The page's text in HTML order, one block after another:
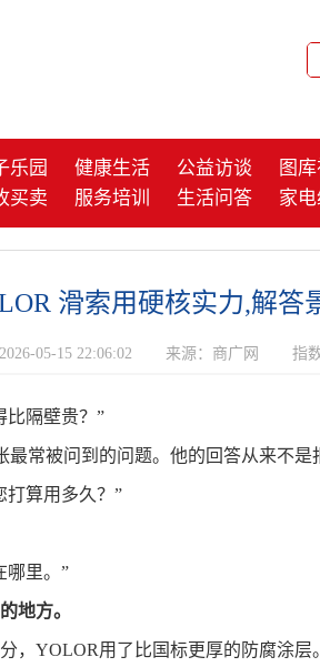
乐园 健康生活 公益访谈 图
买卖 服务培训 生活问答 家
滑索用硬核实力,解答
05-15 22:06:02 来源：商广网 指
比隔壁贵？”
最常被问到的问题。他的回答从来不是
打算用多久？”
哪里。”
地方。
，YOLOR用了比国标更厚的防腐涂